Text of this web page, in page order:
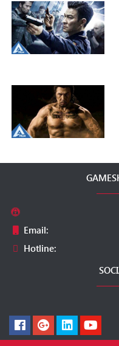
Email:
Hotline: